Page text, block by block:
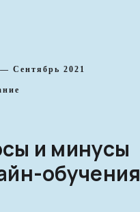
Сентябрь 2021
и минусы
обучения